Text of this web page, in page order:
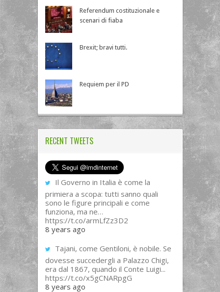
Referendum costituzionale e
scenari di fiaba
Brexit; bravi tutti.
Requiem per il PD
RECENT TWEETS
Il Governo in Italia è come la
primiera a scopa: tutti sanno quali
sono le figure principali e come
funziona, ma ne…
https://t.co/armLfZz3D2
8 years ago
Tajani, come Gentiloni, è nobile. Se
dovesse succedergli a Palazzo Chigi,
era dal 1867, quando il Conte Luigi...
https://t.co/x5gCNARpgG
8 years ago